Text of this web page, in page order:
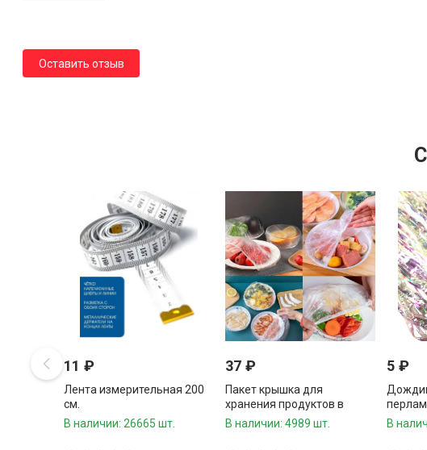
Оставить отзыв
11 ₽
Лента измерительная 200
см.
В наличии: 26665 шт.
37 ₽
Пакет крышка для
хранения продуктов в
сумочке 100 шт.39 см./600
В наличии: 4989 шт.
5 ₽
шт.
В